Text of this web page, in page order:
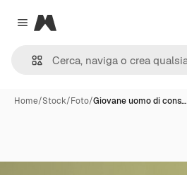
Close menu
Magnific
Home/Stock/Foto/Giovane uomo di cons…